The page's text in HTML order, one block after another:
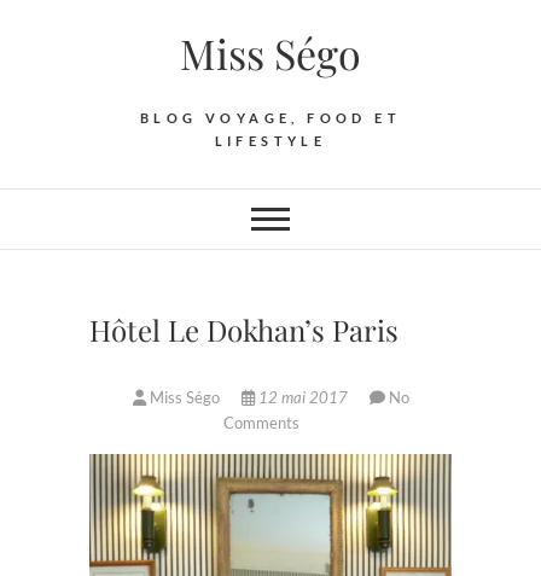
Miss Ségo
BLOG VOYAGE, FOOD ET
LIFESTYLE
Hôtel Le Dokhan’s Paris
Miss Ségo 12 mai 2017
No
Comments